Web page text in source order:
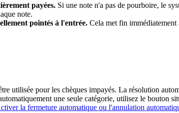
payées. Si une note n'a pas de pourboire, le
note.
pointés à l'entrée. Cela met fin immédiatement
utilisée pour les chèques impayés. La résolution
une seule catégorie, utilisez le bouton
la fermeture automatique ou l'annulation